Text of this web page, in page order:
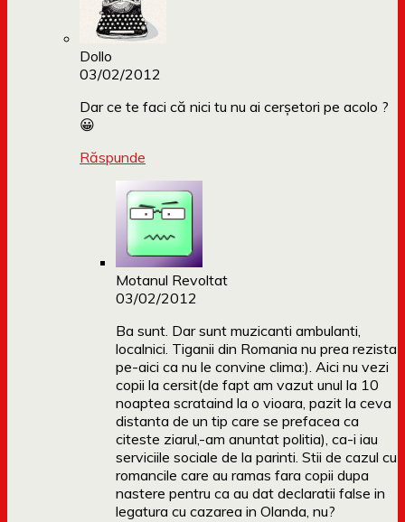
Dollo
03/02/2012
Dar ce te faci că nici tu nu ai cerșetori pe acolo ?
😀
Răspunde
Motanul Revoltat
03/02/2012
Ba sunt. Dar sunt muzicanti ambulanti,
localnici. Tiganii din Romania nu prea rezista
pe-aici ca nu le convine clima:). Aici nu vezi
copii la cersit(de fapt am vazut unul la 10
noaptea scrataind la o vioara, pazit la ceva
distanta de un tip care se prefacea ca
citeste ziarul,-am anuntat politia), ca-i iau
serviciile sociale de la parinti. Stii de cazul cu
romancile care au ramas fara copii dupa
nastere pentru ca au dat declaratii false in
legatura cu cazarea in Olanda, nu?